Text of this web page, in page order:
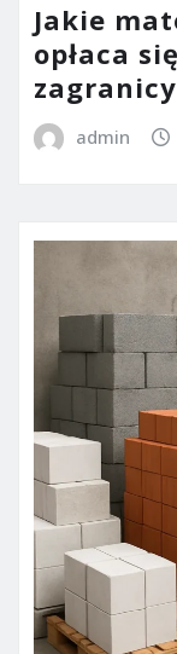
Jakie
opłaca
zagranicy
admin